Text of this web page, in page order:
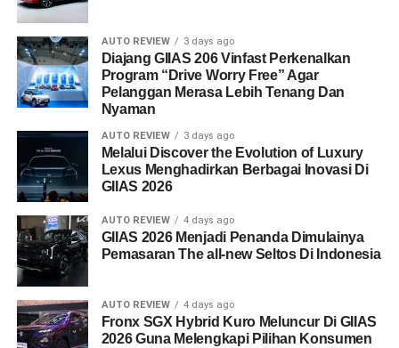
AUTO REVIEW 3 days ago
Diajang GIIAS 206 Vinfast Perkenalkan
Program “Drive Worry Free” Agar
Pelanggan Merasa Lebih Tenang Dan
Nyaman
AUTO REVIEW 3 days ago
Melalui Discover the Evolution of Luxury
Lexus Menghadirkan Berbagai Inovasi Di
GIIAS 2026
AUTO REVIEW 4 days ago
GIIAS 2026 Menjadi Penanda Dimulainya
Pemasaran The all-new Seltos Di Indonesia
AUTO REVIEW 4 days ago
Fronx SGX Hybrid Kuro Meluncur Di GIIAS
2026 Guna Melengkapi Pilihan Konsumen